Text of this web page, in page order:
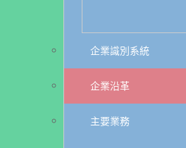
企業識別系統
企業沿革
主要業務